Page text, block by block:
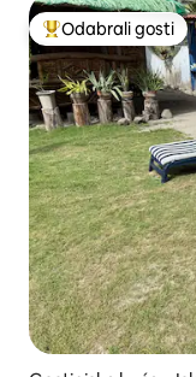
Među najviše
Odabrali gosti